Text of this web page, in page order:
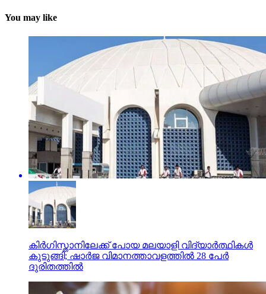
You may like
കിര്‍ഗിസ്താനിലേക്ക് പോയ മലയാളി വിദ്യാര്‍ത്ഥികള്‍
കുടുങ്ങി; ഷാര്‍ജ വിമാനത്താവളത്തില്‍ 28 പേര്‍
ദുരിതത്തില്‍